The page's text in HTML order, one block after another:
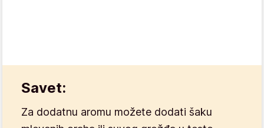
Savet:
Za dodatnu aromu možete dodati šaku